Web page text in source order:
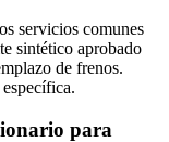
servicios comunes
sintético aprobado
de frenos.
para